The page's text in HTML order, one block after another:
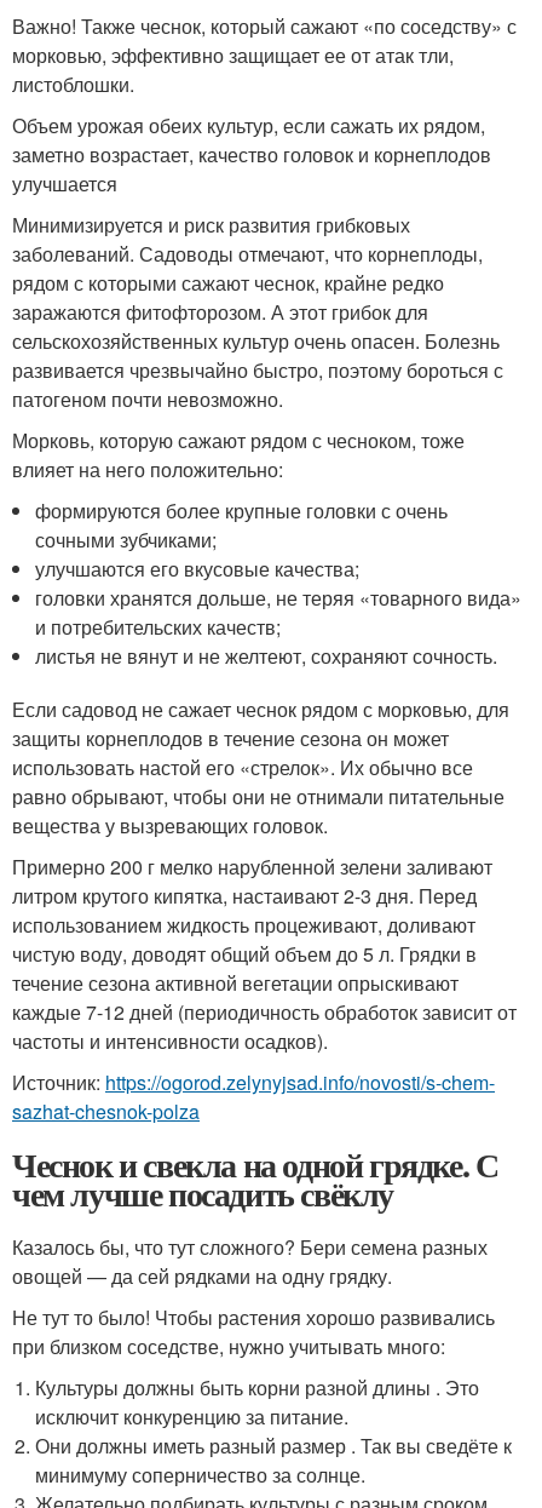
Важно! Также чеснок, который сажают «по соседству» с
морковью, эффективно защищает ее от атак тли,
листоблошки.
Объем урожая обеих культур, если сажать их рядом,
заметно возрастает, качество головок и корнеплодов
улучшается
Минимизируется и риск развития грибковых
заболеваний. Садоводы отмечают, что корнеплоды,
рядом с которыми сажают чеснок, крайне редко
заражаются фитофторозом. А этот грибок для
сельскохозяйственных культур очень опасен. Болезнь
развивается чрезвычайно быстро, поэтому бороться с
патогеном почти невозможно.
Морковь, которую сажают рядом с чесноком, тоже
влияет на него положительно:
формируются более крупные головки с очень
сочными зубчиками;
улучшаются его вкусовые качества;
головки хранятся дольше, не теряя «товарного вида»
и потребительских качеств;
листья не вянут и не желтеют, сохраняют сочность.
Если садовод не сажает чеснок рядом с морковью, для
защиты корнеплодов в течение сезона он может
использовать настой его «стрелок». Их обычно все
равно обрывают, чтобы они не отнимали питательные
вещества у вызревающих головок.
Примерно 200 г мелко нарубленной зелени заливают
литром крутого кипятка, настаивают 2-3 дня. Перед
использованием жидкость процеживают, доливают
чистую воду, доводят общий объем до 5 л. Грядки в
течение сезона активной вегетации опрыскивают
каждые 7-12 дней (периодичность обработок зависит от
частоты и интенсивности осадков).
Источник: https://ogorod.zelynyjsad.info/novosti/s-chem-
sazhat-chesnok-polza
Чеснок и свекла на одной грядке. С
чем лучше посадить свёклу
Казалось бы, что тут сложного? Бери семена разных
овощей — да сей рядками на одну грядку.
Не тут то было! Чтобы растения хорошо развивались
при близком соседстве, нужно учитывать много:
Культуры должны быть корни разной длины . Это
исключит конкуренцию за питание.
Они должны иметь разный размер . Так вы сведёте к
минимуму соперничество за солнце.